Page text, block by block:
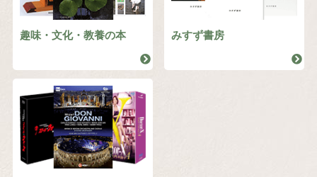
趣味・文化・教養の本 みすず書房